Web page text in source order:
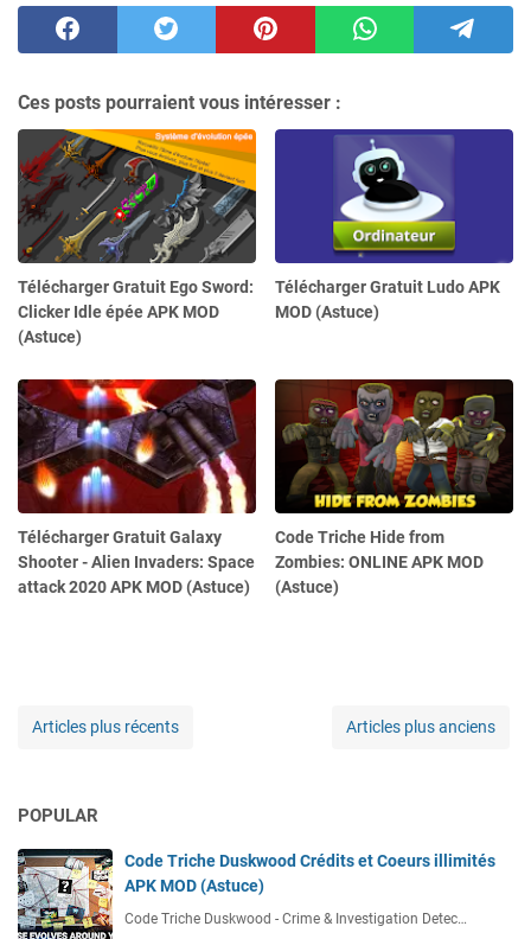
Ces posts pourraient vous intéresser :
Télécharger Gratuit Ego Sword:
Clicker Idle épée APK MOD
(Astuce)
Télécharger Gratuit Ludo APK
MOD (Astuce)
Télécharger Gratuit Galaxy
Shooter - Alien Invaders: Space
attack 2020 APK MOD (Astuce)
Code Triche Hide from
Zombies: ONLINE APK MOD
(Astuce)
Articles plus récents Articles plus anciens
POPULAR
Code Triche Duskwood Crédits et Coeurs illimités
APK MOD (Astuce)
Code Triche Duskwood - Crime & Investigation Detec…